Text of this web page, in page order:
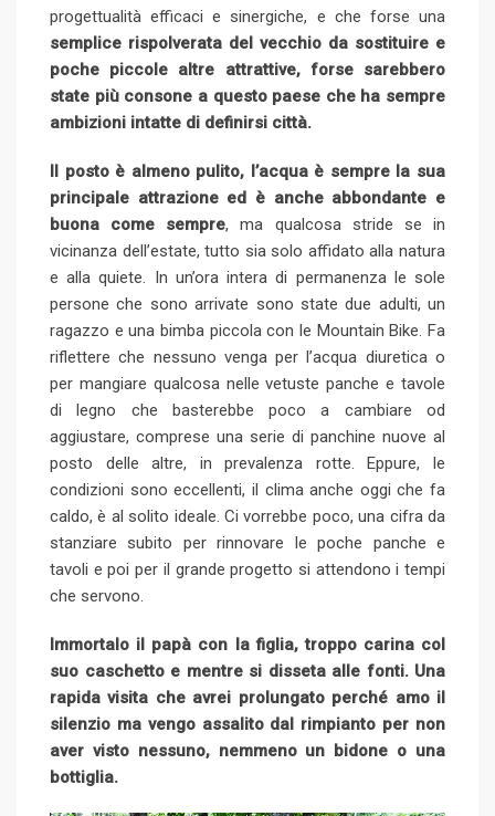
progettualità efficaci e sinergiche, e che forse una
semplice rispolverata del vecchio da sostituire e
poche piccole altre attrattive, forse sarebbero
state più consone a questo paese che ha sempre
ambizioni intatte di definirsi città.
Il posto è almeno pulito, l’acqua è sempre la sua
principale attrazione ed è anche abbondante e
buona come sempre, ma qualcosa stride se in
vicinanza dell’estate, tutto sia solo affidato alla natura
e alla quiete. In un’ora intera di permanenza le sole
persone che sono arrivate sono state due adulti, un
ragazzo e una bimba piccola con le Mountain Bike. Fa
riflettere che nessuno venga per l’acqua diuretica o
per mangiare qualcosa nelle vetuste panche e tavole
di legno che basterebbe poco a cambiare od
aggiustare, comprese una serie di panchine nuove al
posto delle altre, in prevalenza rotte. Eppure, le
condizioni sono eccellenti, il clima anche oggi che fa
caldo, è al solito ideale. Ci vorrebbe poco, una cifra da
stanziare subito per rinnovare le poche panche e
tavoli e poi per il grande progetto si attendono i tempi
che servono.
Immortalo il papà con la figlia, troppo carina col
suo caschetto e mentre si disseta alle fonti. Una
rapida visita che avrei prolungato perché amo il
silenzio ma vengo assalito dal rimpianto per non
aver visto nessuno, nemmeno un bidone o una
bottiglia.